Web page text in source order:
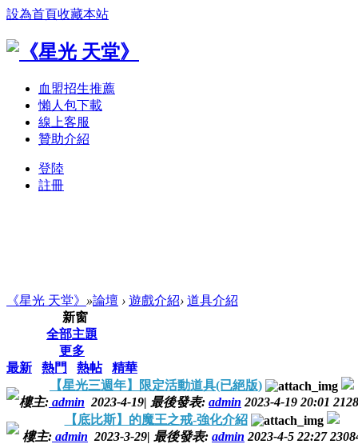
設為首頁收藏本站
血盟招生推薦
懶人包下載
線上客服
贊助介紹
登陸
註冊
《星光 天堂》 »論壇 › 遊戲介紹› 道具介紹
新窗
全部主題
更多
最新
熱門 熱帖
精華
【星光三週年】限定活動道具(已絕版)
樓主: admin 2023-4-19| 最後發表: admin 2023-4-19 20:01
【底比斯】的魔王之戒-強化介紹
樓主: admin 2023-3-29| 最後發表: admin 2023-4-5 22:27